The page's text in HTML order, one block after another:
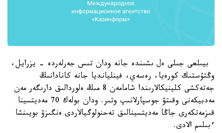
بيىلعى جىلى ەل ىشىندە جانە ودان تىس جەرلەردە - يزرايل،
وڭتۇستىك كورەيا، رەسەي، فينليانديا جانە كانادانىڭ
جەتەكشى كلينيكالارىندا شامامەن 8 مىڭ ەلوردالىق دارىگەر مەن
مەدبيكەنى وقىتۋ جوسپارلانىپ وتىر. ودان بولەك 70 مەديتسينا
قىزمەتكەرى جاڭا مەديتسينالىق تەحنولوگيالاردى ەنگىزۋ بويىنشا
ءبىلىم الادى.